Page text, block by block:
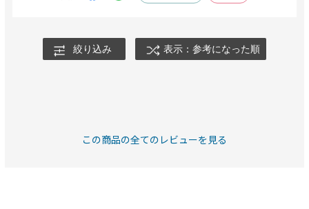
絞り込み 表示：参考になった順
この商品の全てのレビューを見る